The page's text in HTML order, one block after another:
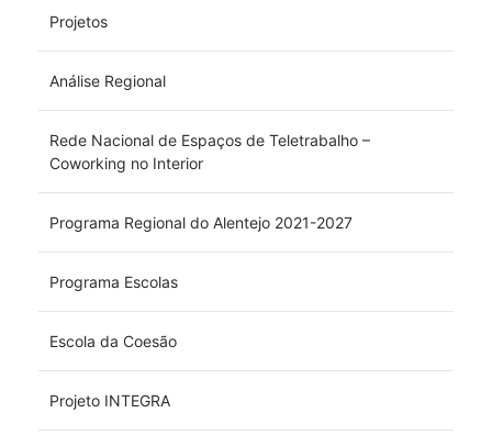
Projetos
Análise Regional
Rede Nacional de Espaços de Teletrabalho –
Coworking no Interior
Programa Regional do Alentejo 2021-2027
Programa Escolas
Escola da Coesão
Projeto INTEGRA